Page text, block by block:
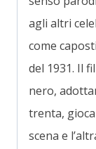
agli altri
come
del 1931. Il
nero,
trenta,
scena e